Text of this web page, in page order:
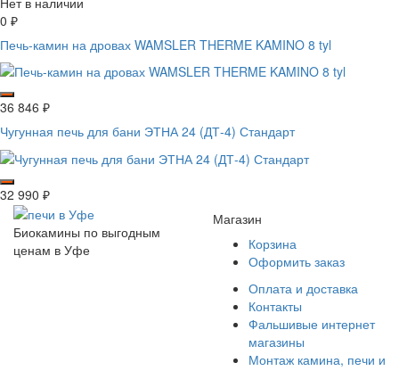
0 ₽
Печь-камин на дровах WAMSLER THERME KAMINO 8 tyl
36 846 ₽
Чугунная печь для бани ЭТНА 24 (ДТ-4) Стандарт
32 990 ₽
Биокамины по выгодным
ценам в Уфе
Магазин
Корзина
Оформить заказ
Оплата и доставка
Контакты
Фальшивые интернет
магазины
Монтаж камина, печи и